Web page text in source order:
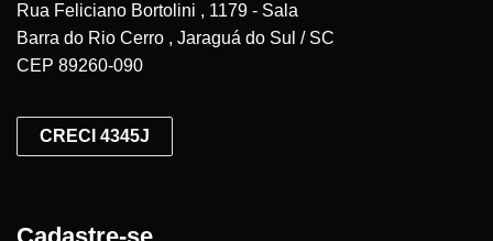
Rua Feliciano Bortolini , 1179 - Sala
Barra do Rio Cerro , Jaraguá do Sul / SC
CEP 89260-090
CRECI 4345J